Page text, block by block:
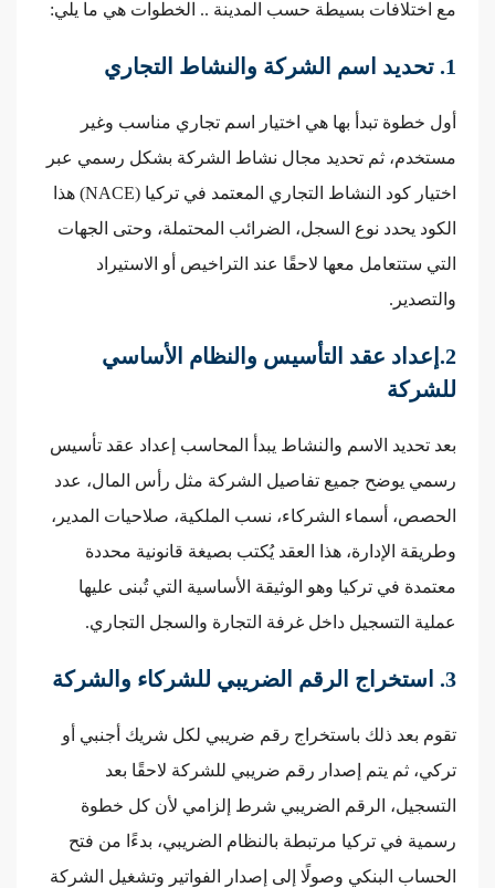
مع اختلافات بسيطة حسب المدينة .. الخطوات هي ما يلي:
1. تحديد اسم الشركة والنشاط التجاري
أول خطوة تبدأ بها هي اختيار اسم تجاري مناسب وغير
مستخدم، ثم تحديد مجال نشاط الشركة بشكل رسمي عبر
اختيار كود النشاط التجاري المعتمد في تركيا (NACE) هذا
الكود يحدد نوع السجل، الضرائب المحتملة، وحتى الجهات
التي ستتعامل معها لاحقًا عند التراخيص أو الاستيراد
والتصدير.
2.إعداد عقد التأسيس والنظام الأساسي
للشركة
بعد تحديد الاسم والنشاط يبدأ المحاسب إعداد عقد تأسيس
رسمي يوضح جميع تفاصيل الشركة مثل رأس المال، عدد
الحصص، أسماء الشركاء، نسب الملكية، صلاحيات المدير،
وطريقة الإدارة، هذا العقد يُكتب بصيغة قانونية محددة
معتمدة في تركيا وهو الوثيقة الأساسية التي تُبنى عليها
عملية التسجيل داخل غرفة التجارة والسجل التجاري.
3. استخراج الرقم الضريبي للشركاء والشركة
تقوم بعد ذلك باستخراج رقم ضريبي لكل شريك أجنبي أو
تركي، ثم يتم إصدار رقم ضريبي للشركة لاحقًا بعد
التسجيل، الرقم الضريبي شرط إلزامي لأن كل خطوة
رسمية في تركيا مرتبطة بالنظام الضريبي، بدءًا من فتح
الحساب البنكي وصولًا إلى إصدار الفواتير وتشغيل الشركة